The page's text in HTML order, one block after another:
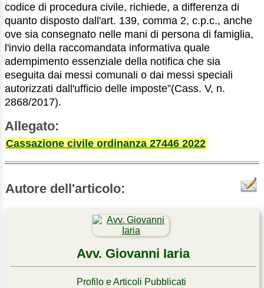
codice di procedura civile, richiede, a differenza di
quanto disposto dall'art. 139, comma 2, c.p.c., anche
ove sia consegnato nelle mani di persona di famiglia,
l'invio della raccomandata informativa quale
adempimento essenziale della notifica che sia
eseguita dai messi comunali o dai messi speciali
autorizzati dall'ufficio delle imposte”(Cass. V, n.
2868/2017).
Allegato:
Cassazione civile ordinanza 27446 2022
Autore dell'articolo:
Avv. Giovanni Iaria
Profilo e Articoli Pubblicati